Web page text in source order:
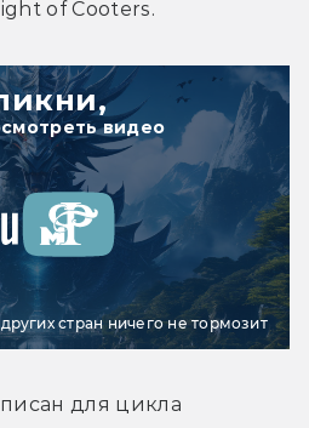
of Cooters.
видео
стран ничего не тормозит
для цикла